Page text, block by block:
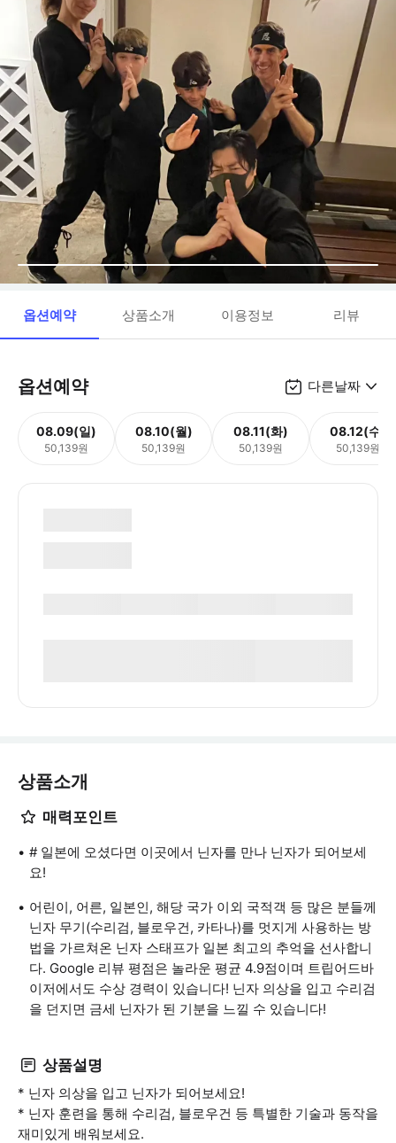
옵션예약 상품소개 이용정보 리뷰
옵션예약 다른날짜
08.09(일)
50,139원
08.10(월)
50,139원
08.11(화)
50,139원
08.12(수)
50,139원
상품소개
매력포인트
# 일본에 오셨다면 이곳에서 닌자를 만나 닌자가 되어보세
요!
어린이, 어른, 일본인, 해당 국가 이외 국적객 등 많은 분들께
닌자 무기(수리검, 블로우건, 카타나)를 멋지게 사용하는 방
법을 가르쳐온 닌자 스태프가 일본 최고의 추억을 선사합니
다. Google 리뷰 평점은 놀라운 평균 4.9점이며 트립어드바
이저에서도 수상 경력이 있습니다! 닌자 의상을 입고 수리검
을 던지면 금세 닌자가 된 기분을 느낄 수 있습니다!
상품설명
* 닌자 의상을 입고 닌자가 되어보세요!
* 닌자 훈련을 통해 수리검, 블로우건 등 특별한 기술과 동작을
재미있게 배워보세요.